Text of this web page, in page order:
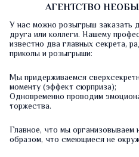
АГЕНТСТВО
У нас можно розыгрыш заказать
друга или коллеги. Нашему
известно два главных секрета,
приколы и розыгрыши:
Мы придерживаемся
моменту (эффект сюрприза);
Одновременно проводим
торжества.
Главное, что мы организовываем
образом, что смеющиеся не